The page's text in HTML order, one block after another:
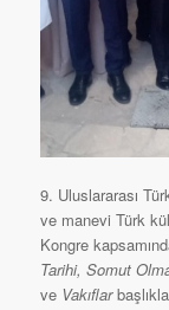
9. Uluslararası
ve manevi Türk
Kongre
Tarihi, Somut
veVakıflar